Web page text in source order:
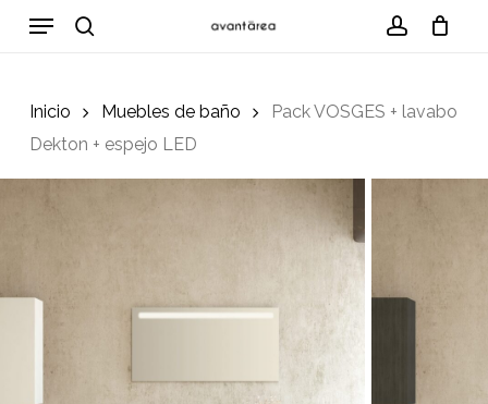
Menu
Inicio Muebles de baño
Pack VOSGES + lavabo
Dekton + espejo LED